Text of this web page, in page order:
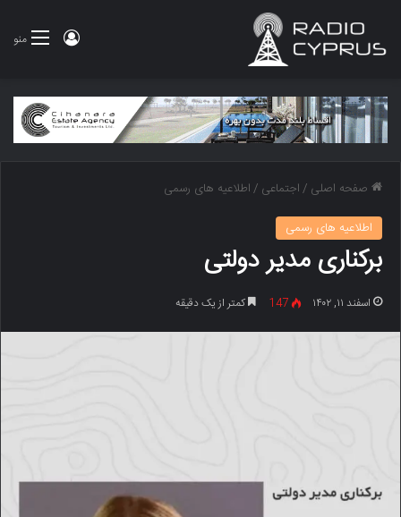
منو ورود
صفحه اصلی /اجتماعی /اطلاعیه های رسمی
اطلاعیه های رسمی
برکناری مدیر دولتی
اسفند ۱۱, ۱۴۰۲ 147 کمتر از یک دقیقه